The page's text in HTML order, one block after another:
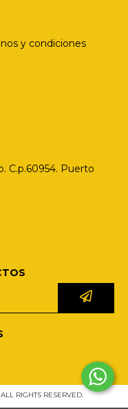
y condiciones
C.p.60954. Puerto
RIGHTS RESERVED.